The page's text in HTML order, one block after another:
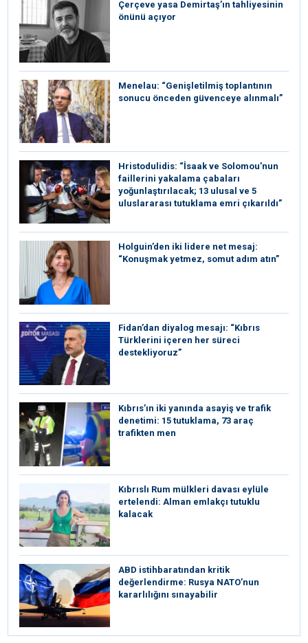
Çerçeve yasa Demirtaş’ın tahliyesinin
önünü açıyor
Menelau: “Genişletilmiş toplantının
sonucu önceden güvenceye alınmalı”
Hristodulidis: “İsaak ve Solomou’nun
faillerini yakalama çabaları
yoğunlaştırılacak; 13 ulusal ve 5
uluslararası tutuklama emri çıkarıldı”
Holguin’den iki lidere net mesaj:
“Konuşmak yetmez, somut adım atın”
Fidan’dan diyalog mesajı: “Kıbrıs
Türklerini içeren her süreci
destekliyoruz”
Kıbrıs’ın iki yanında asayiş ve trafik
denetimi: 15 tutuklama, 73 araç
trafikten men
Kıbrıslı Rum mülkleri davası eylüle
ertelendi: Alman emlakçı tutuklu
kalacak
ABD istihbaratından kritik
değerlendirme: Rusya NATO’nun
kararlılığını sınayabilir